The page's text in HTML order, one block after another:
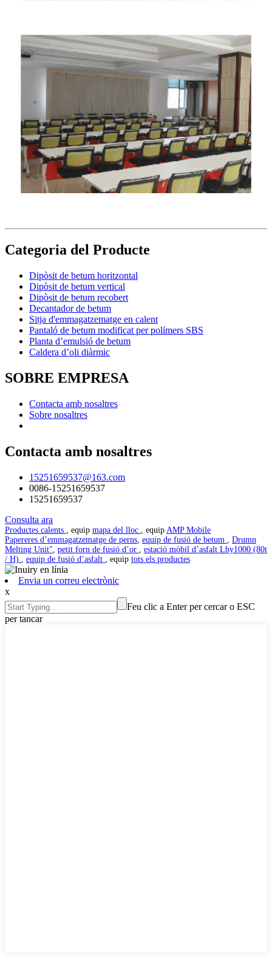
Categoria del Producte
Dipòsit de betum horitzontal
Dipòsit de betum vertical
Dipòsit de betum recobert
Decantador de betum
Sitja d'emmagatzematge en calent
Pantaló de betum modificat per polímers SBS
Planta d’emulsió de betum
Caldera d’oli diàrmic
SOBRE EMPRESA
Contacta amb nosaltres
Sobre nosaltres
Contacta amb nosaltres
15251659537@163.com
0086-15251659537
15251659537
Consulta ara
Productes calents , equip mapa del lloc , equip AMP Mobile
Papereres d’emmagatzematge de perns equip de fusió de betum
Drumn
Melting Unit" petit forn de fusió d’or
estació mòbil d’asfalt Lby1000 (80t
/ H)
equip de fusió d’asfalt , equip tots els productes
Envia un correu electrònic
x
Feu clic a Enter per cercar o ESC
per tancar